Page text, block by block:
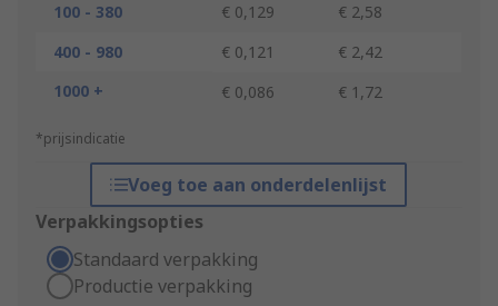
100 - 380
€ 0,129
€ 2,58
400 - 980
€ 0,121
€ 2,42
1000 +
€ 0,086 € 1,72
*prijsindicatie
Voeg toe aan onderdelenlijst
Verpakkingsopties
Standaard verpakking
Productie verpakking